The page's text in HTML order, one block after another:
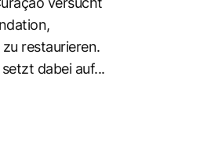
restaurieren.
dabei auf...